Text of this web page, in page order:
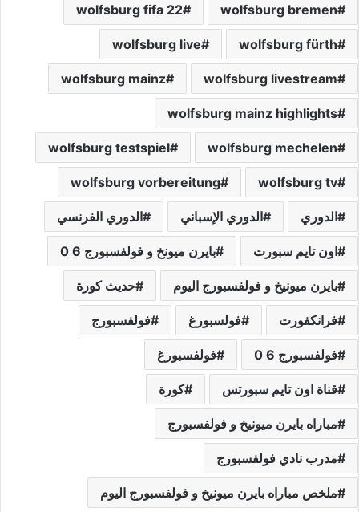
wolfsburg bremen
wolfsburg fifa 22
wolfsburg fürth
wolfsburg live
wolfsburg livestream
wolfsburg mainz
wolfsburg mainz highlights
wolfsburg mechelen
wolfsburg testspiel
wolfsburg tv
wolfsburg vorbereitung
الدوري الدوري الإسباني الدوري الفرنسي
اون تايم سبورت بايرن ميونخ و فولفسبورج 6 0
بايرن ميونيخ و فولفسبورج اليوم حديث كورة
فرانكفورت فولسبورغ فولفسبورج
فولفسبورج 6 0 فولفسبورغ
قناة اون تايم سبورتس كورة
مباراه بايرن ميونيخ و فولفسبورج
مدرب نادي فولفسبورج
ملخص مباراه بايرن ميونيخ و فولفسبورج اليوم